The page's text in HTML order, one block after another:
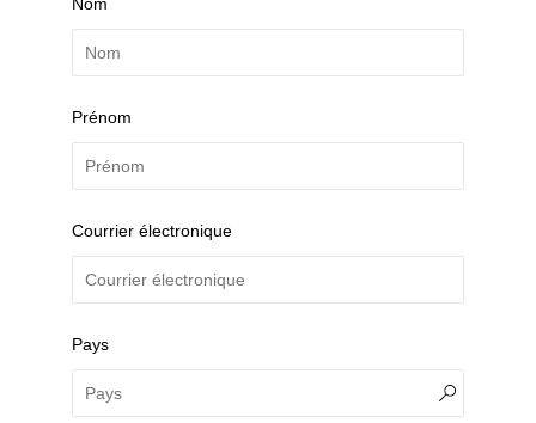
Prénom
Courrier électronique
Pays